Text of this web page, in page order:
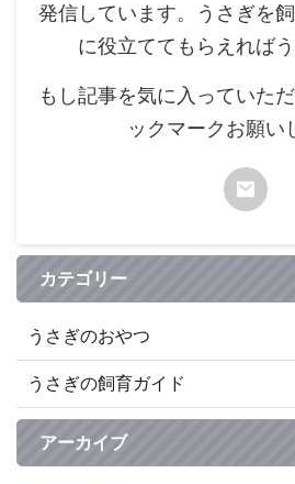
発信しています。うさぎを
に役立ててもらえればう
もし記事を気に入っていた
ックマークお願い
カテゴリー
うさぎのおやつ
うさぎの飼育ガイド
アーカイブ